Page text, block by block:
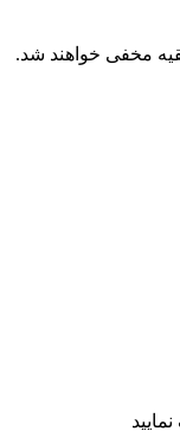
مخفی خواهند شد.